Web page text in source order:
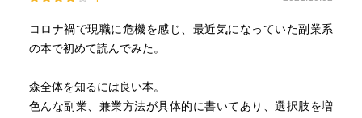
コロナ禍で現職に危機を感じ、最近気になっていた副業系
の本で初めて読んでみた。
森全体を知るには良い本。
色んな副業、兼業方法が具体的に書いてあり、選択肢を増